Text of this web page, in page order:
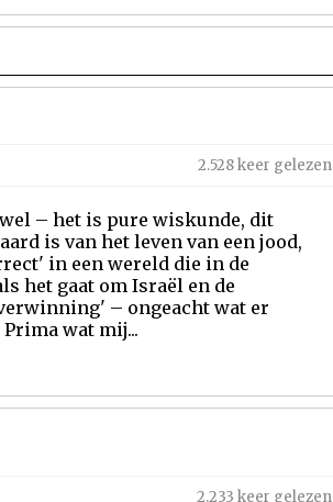
2.528 keer gelezen
wel – het is pure wiskunde, dit
is van het leven van een jood,
in een wereld die in de
het gaat om Israël en de
– ongeacht wat er
wat mij...
2.233 keer gelezen